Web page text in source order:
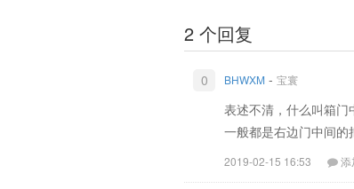
2 个回复
0 BHWXM - 宝寰
表述不清，什么叫箱门
一般都是右边门中间的
2019-02-15 16:53 添